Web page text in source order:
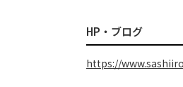
HP・ブログ
https://